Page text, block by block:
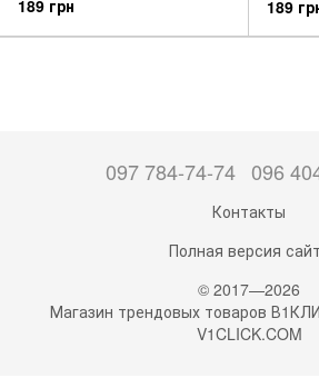
189 грн 189
097 784-74-74 096
Контакты
Полная версия
© 2017—2026
Магазин трендовых товаров
V1CLICK.COM